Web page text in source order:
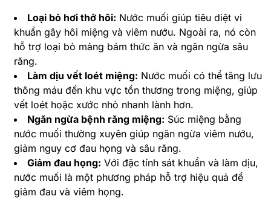
Loại bỏ hơi thở hôi: Nước muối giúp tiêu diệt vi
khuẩn gây hôi miệng và viêm nướu. Ngoài ra, nó còn
hỗ trợ loại bỏ mảng bám thức ăn và ngăn ngừa sâu
răng.
Làm dịu vết loét miệng: Nước muối có thể tăng lưu
thông máu đến khu vực tổn thương trong miệng, giúp
vết loét hoặc xước nhỏ nhanh lành hơn.
Ngăn ngừa bệnh răng miệng: Súc miệng bằng
nước muối thường xuyên giúp ngăn ngừa viêm nướu,
giảm nguy cơ đau họng và sâu răng.
Giảm đau họng: Với đặc tính sát khuẩn và làm dịu,
nước muối là một phương pháp hỗ trợ hiệu quả để
giảm đau và viêm họng.